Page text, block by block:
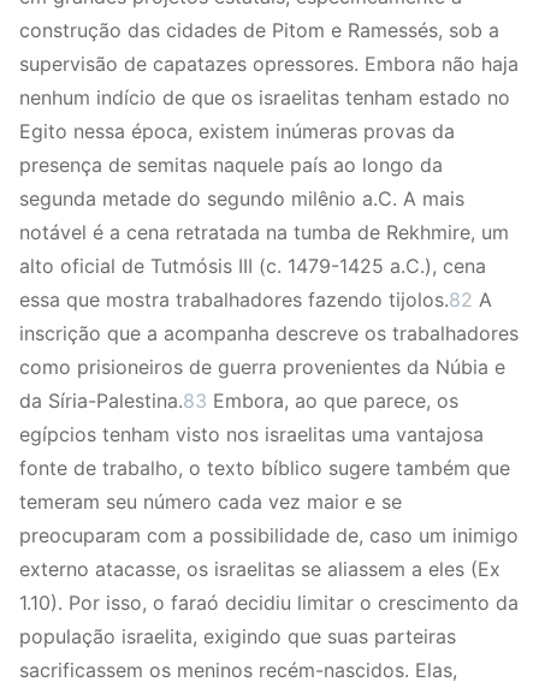
construção das cidades de Pitom e Ramessés, sob a
supervisão de capatazes opressores. Embora não haja
nenhum indício de que os israelitas tenham estado no
Egito nessa época, existem inúmeras provas da
presença de semitas naquele país ao longo da
segunda metade do segundo milênio a.C. A mais
notável é a cena retratada na tumba de Rekhmire, um
alto oficial de Tutmósis III (c. 1479-1425 a.C.), cena
essa que mostra trabalhadores fazendo tijolos.82 A
inscrição que a acompanha descreve os trabalhadores
como prisioneiros de guerra provenientes da Núbia e
da Síria-Palestina.83 Embora, ao que parece, os
egípcios tenham visto nos israelitas uma vantajosa
fonte de trabalho, o texto bíblico sugere também que
temeram seu número cada vez maior e se
preocuparam com a possibilidade de, caso um inimigo
externo atacasse, os israelitas se aliassem a eles (Ex
1.10). Por isso, o faraó decidiu limitar o crescimento da
população israelita, exigindo que suas parteiras
sacrificassem os meninos recém-nascidos. Elas,